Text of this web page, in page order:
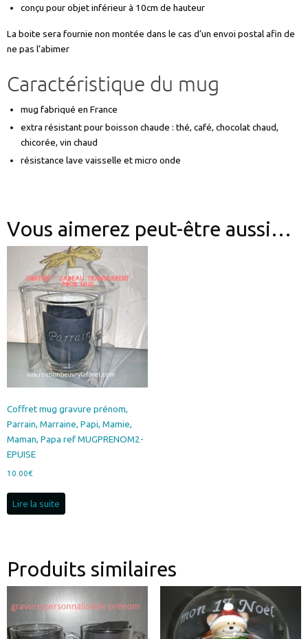
conçu pour objet inférieur à 10cm de hauteur
La boite sera fournie non montée dans le cas d’un envoi postal afin de
ne pas l’abimer
Caractéristique du mug
mug fabriqué en France
extra résistant pour boisson chaude : thé, café, chocolat chaud,
chicorée, vin chaud
résistance lave vaisselle et micro onde
Vous aimerez peut-être aussi…
Coffret mug gravure prénom,
Parrain, Marraine, Papi, Mamie,
Maman, Papa ref MUGPRENOM2-
EPUISE
10.00€
Lire la suite
Produits similaires